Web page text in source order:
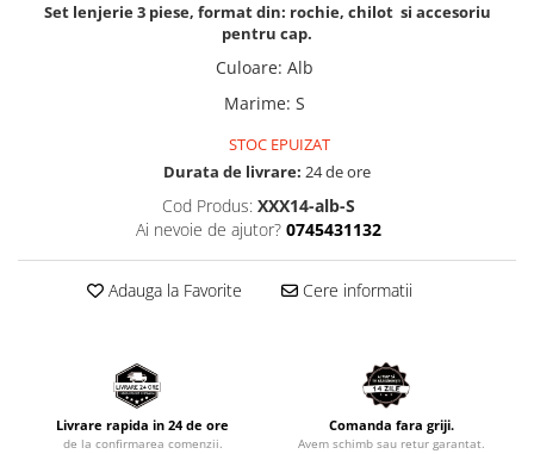
Set lenjerie 3 piese, format din: rochie, chilot si accesoriu
pentru cap.
Culoare: Alb
Marime: S
STOC EPUIZAT
Durata de livrare: 24 de ore
Cod Produs: XXX14-alb-S
Ai nevoie de ajutor? 0745431132
Adauga la Favorite Cere informatii
Livrare rapida in 24 de ore
de la confirmarea comenzii.
Comanda fara griji.
Avem schimb sau retur garantat.